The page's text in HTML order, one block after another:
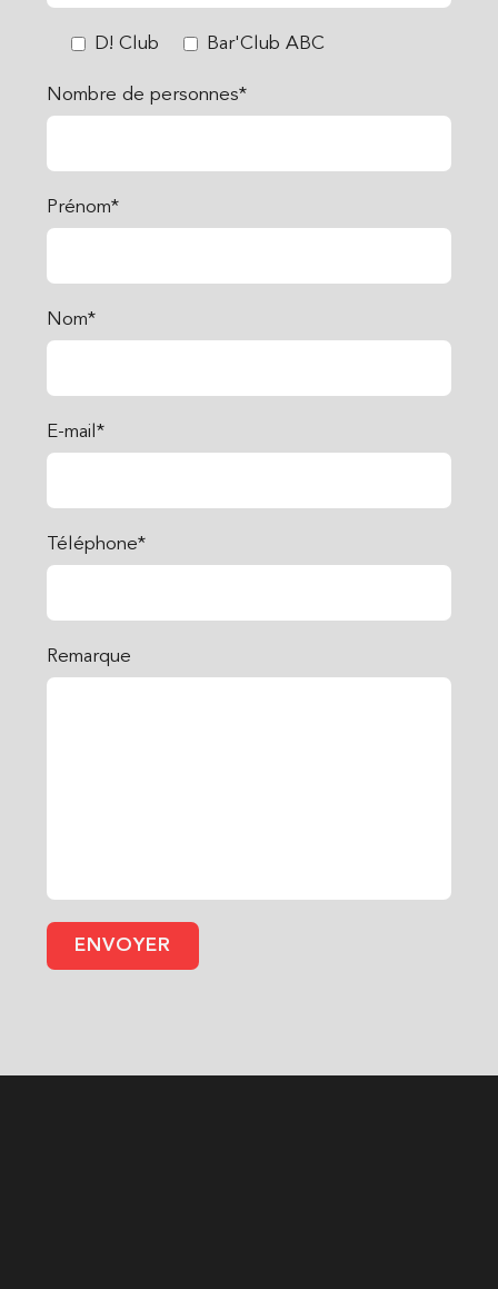
D! Club Bar'Club ABC
Nombre de personnes*
Prénom*
Nom*
E-mail*
Téléphone*
Remarque